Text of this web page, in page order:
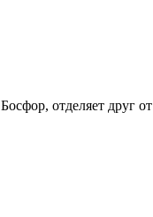
отделяет друг